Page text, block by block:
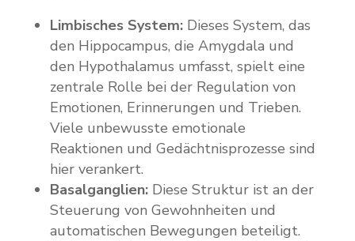
Limbisches System:Dieses System, das
den Hippocampus, die Amygdala und
den Hypothalamus umfasst, spielt eine
zentrale Rolle bei der Regulation von
Emotionen, Erinnerungen und Trieben.
Viele unbewusste emotionale
Reaktionen und Gedächtnisprozesse sind
hier verankert.
Basalganglien:Diese Struktur ist an der
Steuerung von Gewohnheiten und
automatischen Bewegungen beteiligt.